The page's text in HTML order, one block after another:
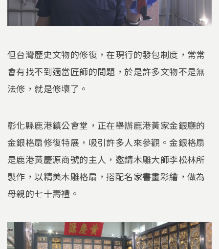
但台灣歷史文物的修復，在現行的發包制度，常常
會有找不到適當匠師的問題，於是許多文物不是無
法修，就是修壞了。
彰化縣鹿港鎮公會堂，正在舉辦鹿港黃家金銀廳的
金銀格扇修復特展，吸引許多人來參觀。金銀格扇
是鹿港黃慶源商號的主人，邀請木雕大師李松林所
製作，以精美木雕格扇，搭配名家書畫彩繪，做為
母親的七十壽禮。